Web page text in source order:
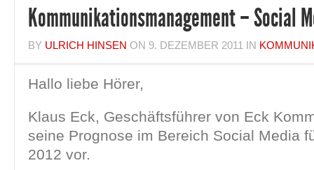
Kommunikationsmanagement – Social
BY ULRICH HINSEN ON 9. DEZEMBER 2011 IN
Hallo liebe Hörer,
Klaus Eck, Geschäftsführer von Eck
seine Prognose im Bereich Social Media
2012 vor.